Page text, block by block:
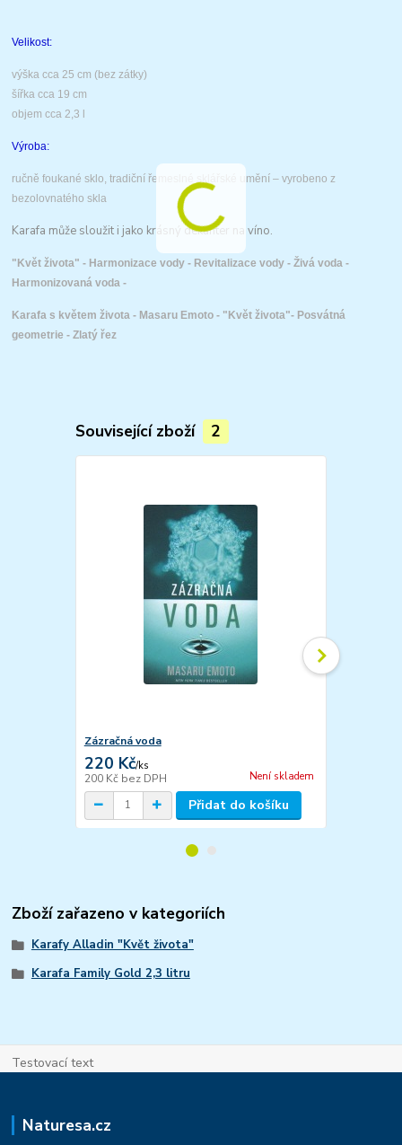
Velikost:
výška cca 25 cm (bez zátky)
šířka cca 19 cm
objem cca 2,3 l
Výroba:
ručně foukané sklo, tradiční řemeslné sklářské umění – vyrobeno z
bezolovnatého skla
Karafa může sloužit i jako krásný dekanter na víno.
"Květ života" - Harmonizace vody - Revitalizace vody - Živá voda -
Harmonizovaná voda -
Karafa s květem života - Masaru Emoto - "Květ života"- Posvátná
geometrie - Zlatý řez
Související zboží 2
Zázračná voda
220 Kč/ks
200 Kč bez DPH Není skladem
Přidat do košíku
Zboží zařazeno v kategoriích
Karafy Alladin "Květ života"
Karafa Family Gold 2,3 litru
Testovací text
Naturesa.cz